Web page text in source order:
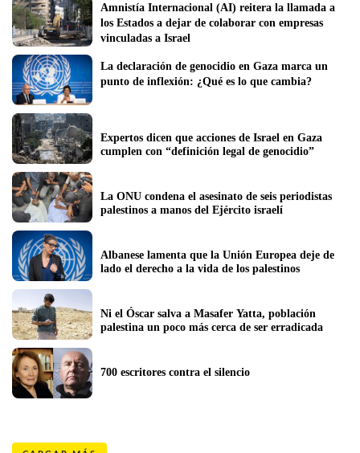
Amnistía Internacional (AI) reitera la llamada a
los Estados a dejar de colaborar con empresas
vinculadas a Israel
La declaración de genocidio en Gaza marca un
punto de inflexión: ¿Qué es lo que cambia?
Expertos dicen que acciones de Israel en Gaza
cumplen con “definición legal de genocidio”
La ONU condena el asesinato de seis periodistas
palestinos a manos del Ejército israelí
Albanese lamenta que la Unión Europea deje de
lado el derecho a la vida de los palestinos
Ni el Óscar salva a Masafer Yatta, población
palestina un poco más cerca de ser erradicada
700 escritores contra el silencio